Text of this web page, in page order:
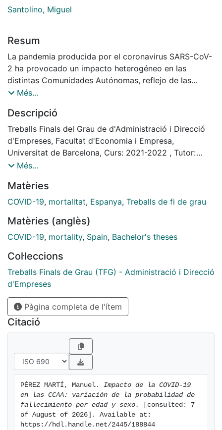
Santolino, Miguel
Resum
La pandemia producida por el coronavirus SARS-CoV-
2 ha provocado un impacto heterogéneo en las
distintas Comunidades Autónomas, reflejo de las
diferencias tanto en las medidas adoptadas por las
de cada una de las economías. Este trabajo presenta
un análisis que confronta las probabilidades de
fallecimiento para el año 2019 y 2020 y evalúa por
qué en Madrid, Cataluña, Castilla La Mancha, Castilla y
León y Aragón el impacto de la pandemia ha sido
sido las causas demográficas, económicas, sociales y
de gasto sanitario y servicios sociales que han
deben ser los aspectos a contemplar y las futuras
actuaciones de las autoridades, en materia de alerta
de ellas.
Més...
Descripció
Treballs Finals del Grau de d'Administració i Direcció
d'Empreses, Facultat d'Economia i Empresa,
Universitat de Barcelona, Curs: 2021-2022 , Tutor:
Miguel Angel Santolino Prieto
Més...
Matèries
COVID-19, mortalitat, Espanya, Treballs de fi de grau
Matèries (anglès)
COVID-19, mortality, Spain, Bachelor's theses
Col·leccions
Treballs Finals de Grau (TFG) - Administració i Direcció
d'Empreses
Pàgina completa de l'ítem
Citació
PÉREZ MARTÍ, Manuel. Impacto de la COVID-19
en las CCAA: variación de la probabilidad de
fallecimiento por edad y sexo.
[consulted: 7
of August of 2026]. Available at:
https://hdl.handle.net/2445/188844